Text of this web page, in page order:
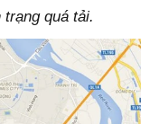
quá tải.